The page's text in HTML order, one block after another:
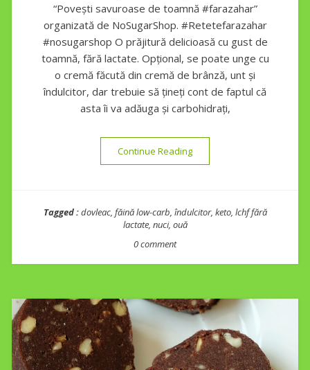
“Povești savuroase de toamnă #farazahar”
organizată de NoSugarShop. #Retetefarazahar
#nosugarshop O prăjitură delicioasă cu gust de
toamnă, fără lactate. Opțional, se poate unge cu
o cremă făcută din cremă de brânză, unt și
îndulcitor, dar trebuie să țineți cont de faptul că
asta îi va adăuga și carbohidrați,
Continue Reading“Prăjitură keto cu dovleac și
Tagged :dovleac, făină low-carb, îndulcitor, keto, lchf fără
lactate, nuci, ouă
0 comment